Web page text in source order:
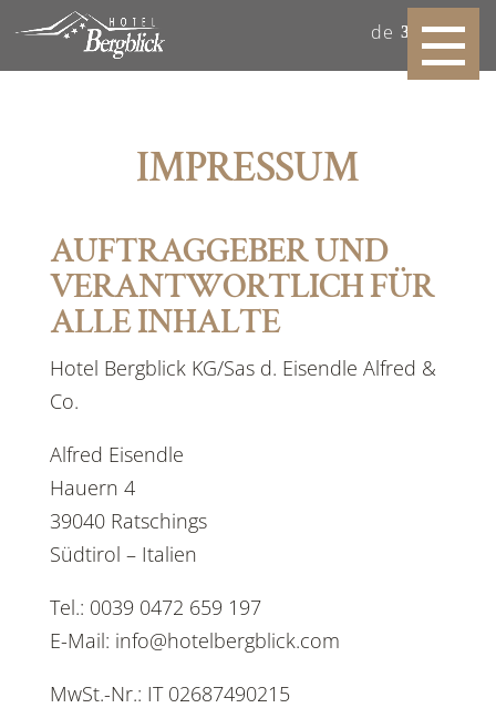
de
IMPRESSUM
AUFTRAGGEBER UND
VERANTWORTLICH FÜR
ALLE INHALTE
Hotel Bergblick KG/Sas d. Eisendle Alfred &
Co.
Alfred Eisendle
Hauern 4
39040 Ratschings
Südtirol – Italien
Tel.: 0039 0472 659 197
E-Mail: info@hotelbergblick.com
MwSt.-Nr.: IT 02687490215